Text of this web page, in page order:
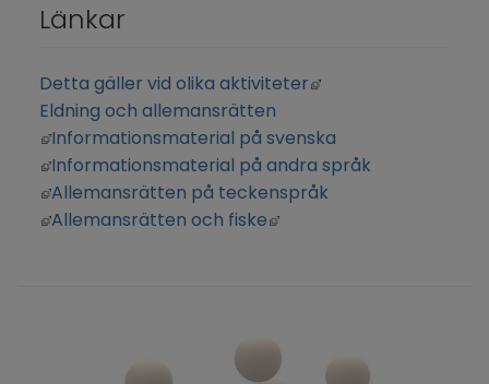
Länkar
Detta gäller vid olika aktiviteter Länk till annan
Eldning och allemansrätten
Länk till annan webbplats, öppnas i nytt fönster.
Informationsmaterial på svenska
Länk till annan webbplats, öppnas i nytt fönster.
Informationsmaterial på andra språk
Länk till annan webbplats, öppnas i nytt fönster.
Allemansrätten på teckenspråk
Länk till annan webbplats, öppnas i nytt fönster.
Allemansrätten och fiske Länk till annan